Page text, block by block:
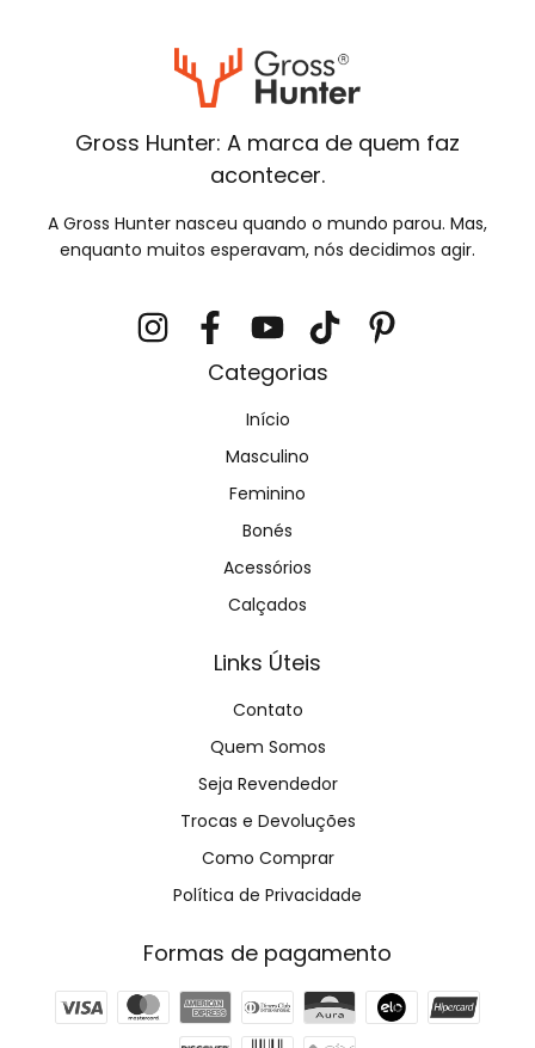
Gross Hunter: A marca de quem faz
acontecer.
A Gross Hunter nasceu quando o mundo parou. Mas,
enquanto muitos esperavam, nós decidimos agir.
Categorias
Início
Masculino
Feminino
Bonés
Acessórios
Calçados
Links Úteis
Contato
Quem Somos
Seja Revendedor
Trocas e Devoluções
Como Comprar
Política de Privacidade
Formas de pagamento